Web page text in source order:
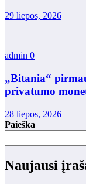
29 liepos, 2026
admin 0
„Bitania“
privatumo
28 liepos, 2026
Paieška
Naujausi